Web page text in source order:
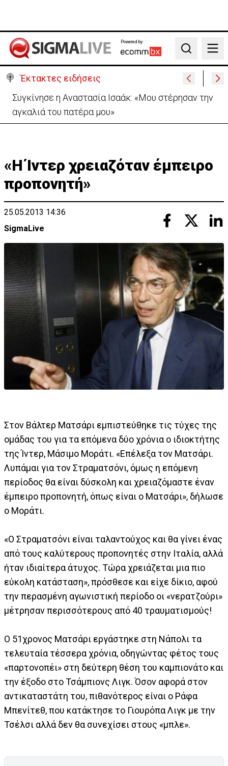
Powered by:
Search
Έκτακτες ειδήσεις
Μεγάλο πακέτο όπλων από Τουρκία προς Ουκρανία
-Κίνηση με μήνυμα προς Μόσχα;
«Η Ίντερ χρειαζόταν έμπειρο
προπονητή»
25.05.2013 14:36
SigmaLive
Στον Βάλτερ Ματσάρι εμπιστεύθηκε τις τύχες της
ομάδας του για τα επόμενα δύο χρόνια ο ιδιοκτήτης
της Ίντερ, Μάσιμο Μοράτι. «Επέλεξα τον Ματσάρι.
Λυπάμαι για τον Στραματσόνι, όμως η επόμενη
περίοδος θα είναι δύσκολη και χρειαζόμαστε έναν
έμπειρο προπονητή, όπως είναι ο Ματσάρι», δήλωσε
ο Μοράτι.
«Ο Στραματσόνι είναι ταλαντούχος και θα γίνει ένας
από τους καλύτερους προπονητές στην Ιταλία, αλλά
ήταν ιδιαίτερα άτυχος. Τώρα χρειάζεται μια πιο
εύκολη κατάσταση», πρόσθεσε και είχε δίκιο, αφού
την περασμένη αγωνιστική περίοδο οι «νερατζούρι»
μέτρησαν περισσότερους από 40 τραυματισμούς!
Ο 51χρονος Ματσάρι εργάστηκε στη Νάπολι τα
τελευταία τέσσερα χρόνια, οδηγώντας φέτος τους
«παρτονοπέι» στη δεύτερη θέση του καμπιονάτο και
την έξοδο στο Τσάμπιονς Λιγκ. Όσον αφορά στον
αντικαταστάτη του, πιθανότερος είναι ο Ράφα
Μπενίτεθ, που κατάκτησε το Γιουρόπα Λιγκ με την
Τσέλσι αλλά δεν θα συνεχίσει στους «μπλε».